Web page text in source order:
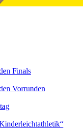
Finals
Vorrunden